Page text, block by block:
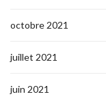
octobre 2021
juillet 2021
juin 2021